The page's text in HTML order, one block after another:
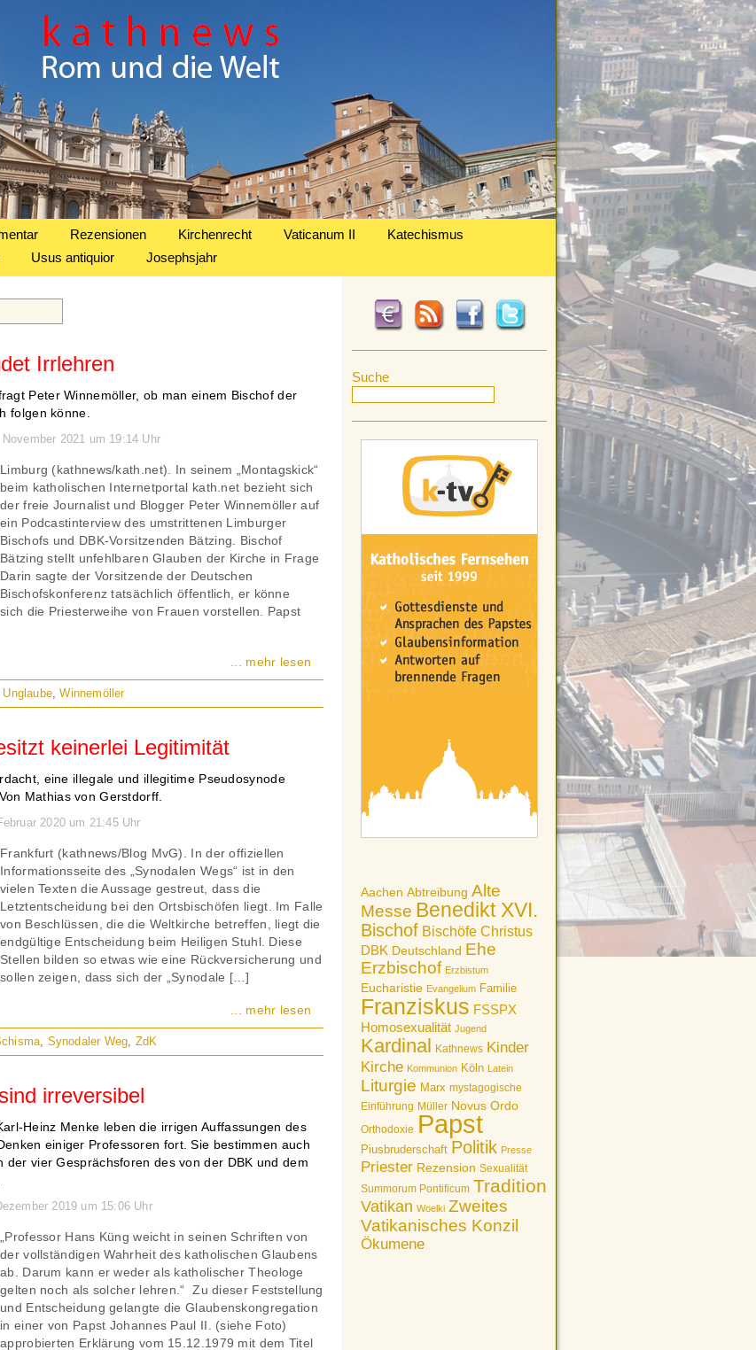
Rezensionen Kirchenrecht Vaticanum II
Katechismus
Usus antiquior Josephsjahr
Suche
Aachen Abtreibung Alte
Messe Benedikt XVI.
Bischof Bischöfe Christus
DBK Deutschland Ehe
Erzbischof Erzbistum
Eucharistie Evangelium Familie
Franziskus FSSPX
Homosexualität Jugend
Kardinal Kathnews Kinder
Kirche Kommunion Köln Latein
Liturgie Marx mystagogische
Einführung Müller Novus Ordo
Orthodoxie Papst
Piusbruderschaft Politik Presse
Priester Rezension Sexualität
Summorum Pontificum Tradition
Vatikan Woelki Zweites
Vatikanisches Konzil
Ökumene
Irrlehren
Peter Winnemöller, ob man einem Bischof der
folgen könne.
2021 um 19:14 Uhr
Limburg (kathnews/kath.net). In seinem „Montagskick“
beim katholischen Internetportal kath.net bezieht sich
der freie Journalist und Blogger Peter Winnemöller auf
ein Podcastinterview des umstrittenen Limburger
Bischofs und DBK-Vorsitzenden Bätzing. Bischof
Bätzing stellt unfehlbaren Glauben der Kirche in Frage
Darin sagte der Vorsitzende der Deutschen
Bischofskonferenz tatsächlich öffentlich, er könne
sich die Priesterweihe von Frauen vorstellen. Papst
... mehr lesen
Unglaube,Winnemöller
keinerlei Legitimität
eine illegale und illegitime Pseudosynode
Mathias von Gerstdorff.
2020 um 21:45 Uhr
Frankfurt (kathnews/Blog MvG). In der offiziellen
Informationsseite des „Synodalen Wegs“ ist in den
vielen Texten die Aussage gestreut, dass die
Letztentscheidung bei den Ortsbischöfen liegt. Im Falle
von Beschlüssen, die die Weltkirche betreffen, liegt die
endgültige Entscheidung beim Heiligen Stuhl. Diese
Stellen bilden so etwas wie eine Rückversicherung und
sollen zeigen, dass sich der „Synodale […]
... mehr lesen
, Synodaler Weg, ZdK
irreversibel
Heinz Menke leben die irrigen Auffassungen des
einiger Professoren fort. Sie bestimmen auch
vier Gesprächsforen des von der DBK und dem
2019 um 15:06 Uhr
„Professor Hans Küng weicht in seinen Schriften von
der vollständigen Wahrheit des katholischen Glaubens
ab. Darum kann er weder als katholischer Theologe
gelten noch als solcher lehren.“ Zu dieser Feststellung
und Entscheidung gelangte die Glaubenskongregation
in einer von Papst Johannes Paul II. (siehe Foto)
approbierten Erklärung vom 15.12.1979 mit dem Titel